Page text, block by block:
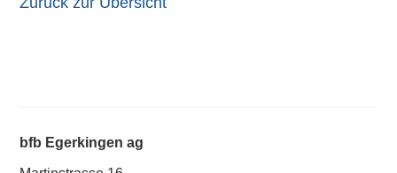
bfb Egerkingen ag